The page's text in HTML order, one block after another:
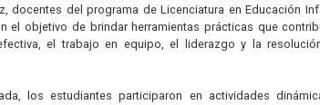
docentes del programa de Licenciatura en Educación
el objetivo de brindar herramientas prácticas que
el trabajo en equipo, el liderazgo y la
los estudiantes participaron en actividades